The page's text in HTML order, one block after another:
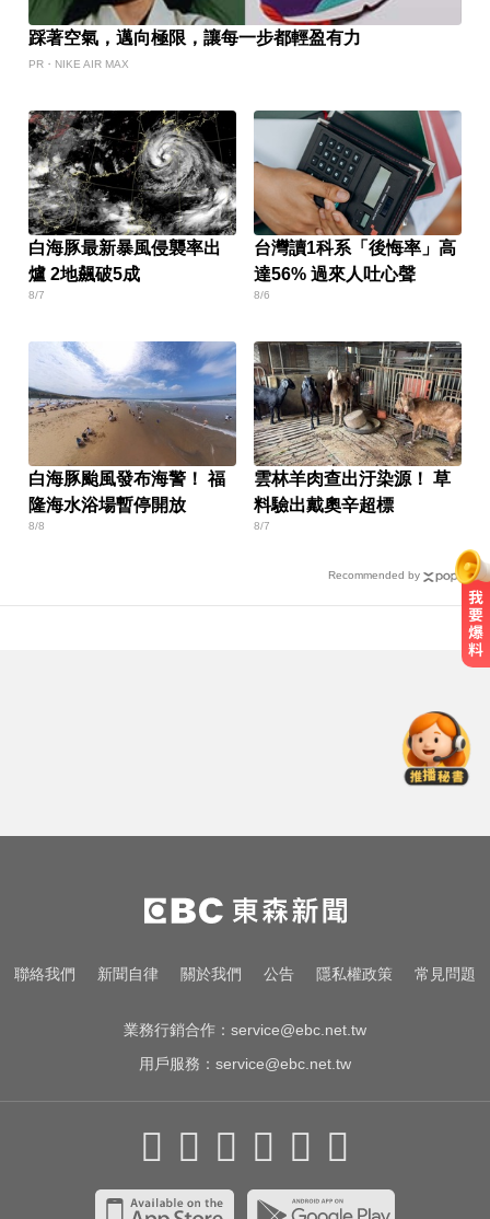
踩著空氣，邁向極限，讓每一步都輕盈有力
PR・NIKE AIR MAX
白海豚最新暴風侵襲率出
爐 2地飆破5成
8/7
台灣讀1科系「後悔率」高
達56% 過來人吐心聲
8/6
白海豚颱風發布海警！ 福
隆海水浴場暫停開放
8/8
雲林羊肉查出汙染源！ 草
料驗出戴奧辛超標
8/7
Recommended by
日網讚：比政府還快
快訊／85歲老婦遭夫殺害！疑孫子
目睹嚇壞報警
14年豪門婚變！48歲小刀證實離婚
聯絡我們 新聞自律 關於我們 公告 隱私權政策 常見問題
業務行銷合作： service@ebc.net.tw
用戶服務： service@ebc.net.tw